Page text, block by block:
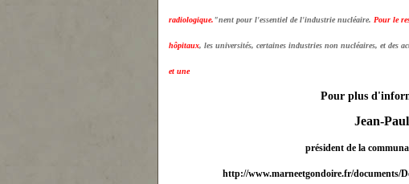
radiologique."nent pour l'essentiel de l'industrie nucléaire. Pour le
hôpitaux, les universités, certaines industries non nucléaires, et des
et une
Pour plus
Jean-
président de la
http://www.marneetgondoire.fr/documents/